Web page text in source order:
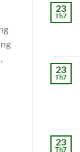
23
Th7
23
Th7
23
Th7